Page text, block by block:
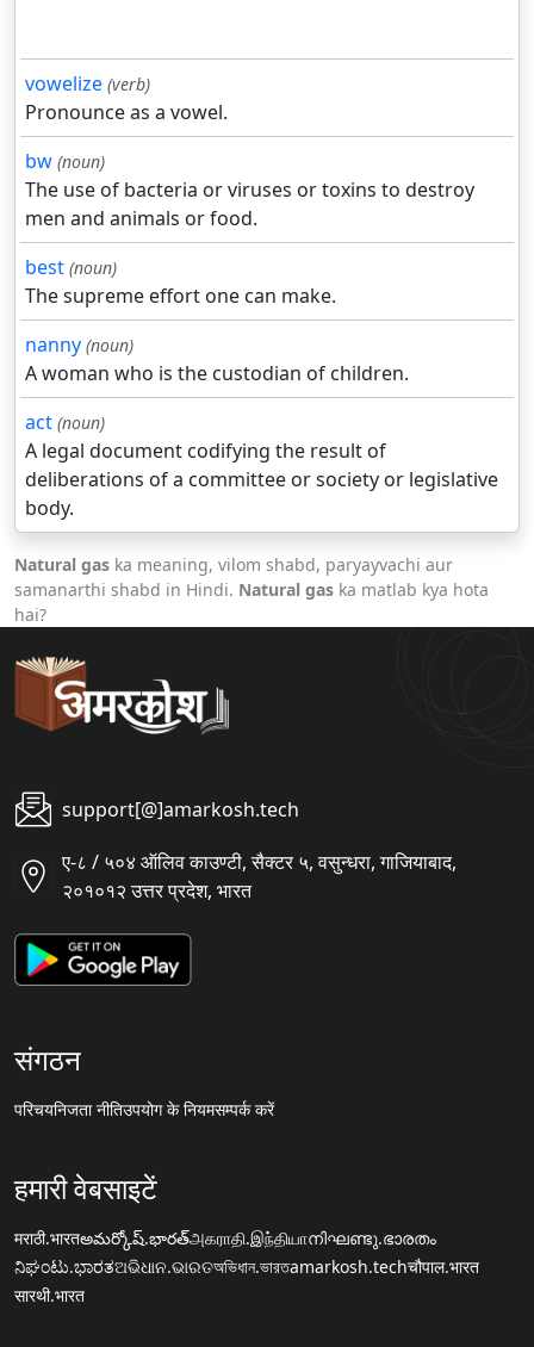
vowelize (verb)
Pronounce as a vowel.
bw (noun)
The use of bacteria or viruses or toxins to destroy
men and animals or food.
best (noun)
The supreme effort one can make.
nanny (noun)
A woman who is the custodian of children.
act (noun)
A legal document codifying the result of
deliberations of a committee or society or legislative
body.
Natural gas ka meaning, vilom shabd, paryayvachi aur
samanarthi shabd in Hindi. Natural gas ka matlab kya hota
hai?
support[@]amarkosh.tech
ए-८ / ५०४ ऑलिव काउण्टी, सैक्टर ५, वसुन्धरा, गाजियाबाद,
२०१०१२ उत्तर प्रदेश, भारत
संगठन
परिचयनिजता नीतिउपयोग के नियमसम्पर्क करें
हमारी वेबसाइटें
मराठी.भारतఅమర్కోష్.భారత్அகராதி.இந்தியாനിഘണ്ടു.ഭാരതം
ನಿಘಂಟು.ಭಾರತଅଭିଧାନ.ଭାରତঅভিধান.ভারতamarkosh.techचौपाल.भारत
सारथी.भारत